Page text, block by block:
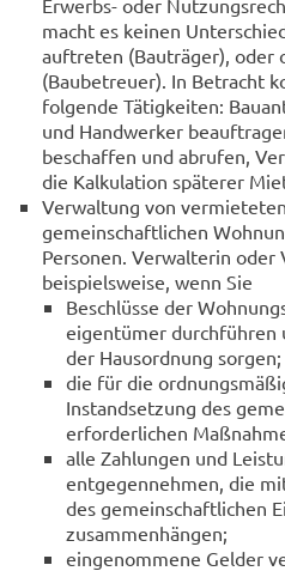
macht es keinen
auftreten (Bauträger), oder
(Baubetreuer). In Betracht
folgende Tätigkeiten:
und Handwerker
beschaffen und abrufen,
die Kalkulation späterer
Verwaltung von
gemeinschaftlichen
Personen. Verwalterin oder
beispielsweise, wenn Sie
Beschlüsse der
eigentümer durchführen
der Hausordnung sorgen;
die für die
Instandsetzung des
erforderlichen
alle Zahlungen und
entgegennehmen, die
des gemeinschaftlichen
zusammenhängen;
eingenommene Gelder